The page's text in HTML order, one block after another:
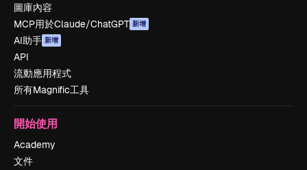
圖庫內容
MCP用於Claude/ChatGPT 新增
AI助手 新增
API
流動應用程式
所有Magnific工具
開始使用
Academy
文件